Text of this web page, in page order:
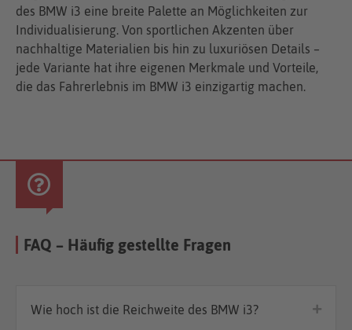
des BMW i3 eine breite Palette an Möglichkeiten zur
Individualisierung. Von sportlichen Akzenten über
nachhaltige Materialien bis hin zu luxuriösen Details –
jede Variante hat ihre eigenen Merkmale und Vorteile,
die das Fahrerlebnis im BMW i3 einzigartig machen.
FAQ – Häufig gestellte Fragen
Wie hoch ist die Reichweite des BMW i3?